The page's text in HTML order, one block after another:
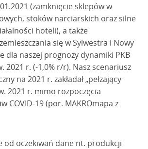
(zamknięcie sklepów w
stoków narciarskich oraz silne
hoteli), a także
się w Sylwestra i Nowy
dla naszej prognozy dynamiki PKB
2021 r. (-1,0% r/r). Nasz scenariusz
na 2021 r. zakładał „pełzający
2021 r. mimo rozpoczęcia
COVID-19 (por. MAKROmapa z
od oczekiwań dane nt. produkcji